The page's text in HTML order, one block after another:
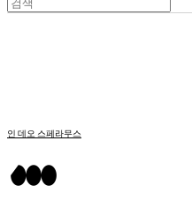
인 데오 스페라무스